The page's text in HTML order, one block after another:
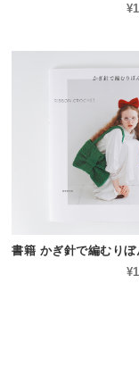
書籍 かぎ針で編むりぼ